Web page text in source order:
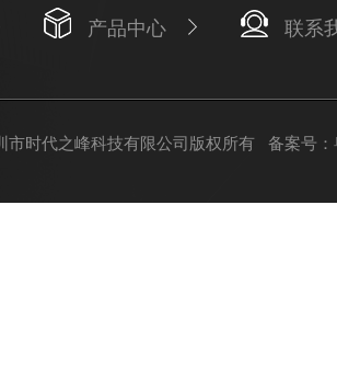
产品中心 联系
市时代之峰科技有限公司版权所有 备案号